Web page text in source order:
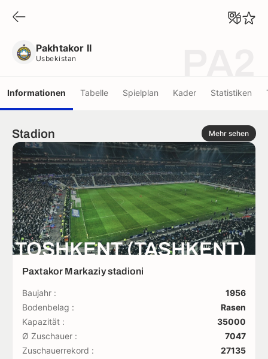
Pakhtakor II
Usbekistan
Informationen Tabelle Spielplan Kader Statistiken
Stadion Mehr sehen
TOSHKENT (TASHKENT)
Paxtakor Markaziy stadioni
Baujahr :
1956
Bodenbelag :
Rasen
Kapazität :
35000
Ø Zuschauer :
7047
Zuschauerrekord :
27135